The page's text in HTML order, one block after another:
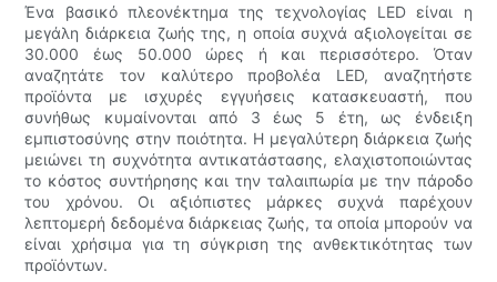
Ένα βασικό πλεονέκτημα της τεχνολογίας LED είναι η
μεγάλη διάρκεια ζωής της, η οποία συχνά αξιολογείται σε
30.000 έως 50.000 ώρες ή και περισσότερο. Όταν
αναζητάτε τον καλύτερο προβολέα LED, αναζητήστε
προϊόντα με ισχυρές εγγυήσεις κατασκευαστή, που
συνήθως κυμαίνονται από 3 έως 5 έτη, ως ένδειξη
εμπιστοσύνης στην ποιότητα. Η μεγαλύτερη διάρκεια ζωής
μειώνει τη συχνότητα αντικατάστασης, ελαχιστοποιώντας
το κόστος συντήρησης και την ταλαιπωρία με την πάροδο
του χρόνου. Οι αξιόπιστες μάρκες συχνά παρέχουν
λεπτομερή δεδομένα διάρκειας ζωής, τα οποία μπορούν να
είναι χρήσιμα για τη σύγκριση της ανθεκτικότητας των
προϊόντων.